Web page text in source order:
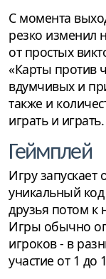
С момента
резко изменил
от простых
«Карты против
вдумчивых и
также и
играть и играть.
Геймплей
Игру запускает
уникальный
друзья потом к
Игры обычно
игроков - в
участие от 1 до